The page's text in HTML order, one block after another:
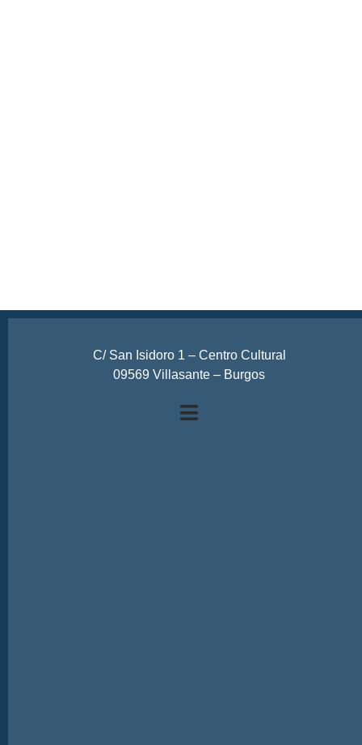
C/ San Isidoro 1 – Centro Cultural
09569 Villasante – Burgos